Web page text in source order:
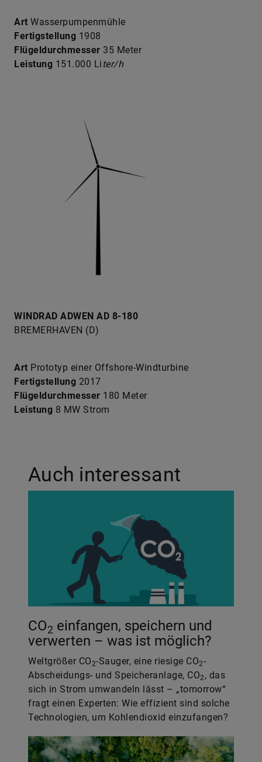
Art Wasserpumpenmühle
Fertigstellung 1908
Flügeldurchmesser 35 Meter
Leistung 151.000 Li ter/h
WINDRAD ADWEN AD 8-180
BREMERHAVEN (D)
Art Prototyp einer Offshore-Windturbine
Fertigstellung 2017
Flügeldurchmesser 180 Meter
Leistung 8 MW Strom
Auch interessant
CO2 einfangen, speichern und
verwerten – was ist möglich?
Weltgrößer CO2-Sauger, eine riesige CO2-
Abscheidungs- und Speicheranlage, CO2, das
sich in Strom umwandeln lässt – „tomorrow“
fragt einen Experten: Wie effizient sind solche
Technologien, um Kohlendioxid einzufangen?